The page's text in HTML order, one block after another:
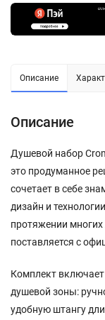
Описание
Описание
Душевой набор
это продуманное
сочетает в себе
дизайн и
протяжении
поставляется с
Комплект
душевой зоны:
удобную штангу